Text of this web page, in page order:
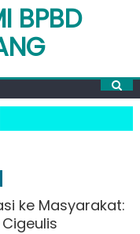
BPBD
ke Masyarakat: